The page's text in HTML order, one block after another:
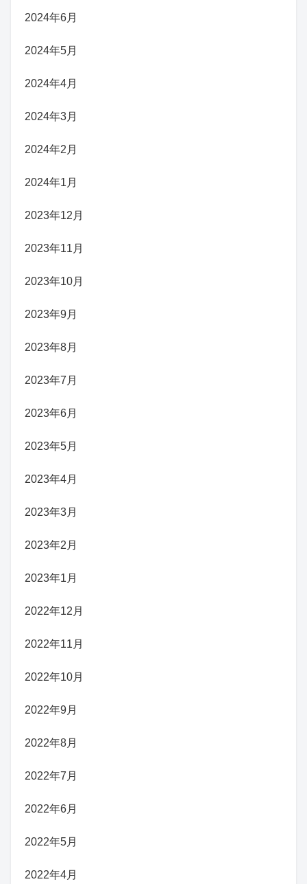
2024年6月
2024年5月
2024年4月
2024年3月
2024年2月
2024年1月
2023年12月
2023年11月
2023年10月
2023年9月
2023年8月
2023年7月
2023年6月
2023年5月
2023年4月
2023年3月
2023年2月
2023年1月
2022年12月
2022年11月
2022年10月
2022年9月
2022年8月
2022年7月
2022年6月
2022年5月
2022年4月